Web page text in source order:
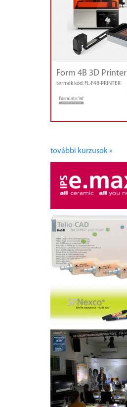
Form 4B 3D Printer
termék kód: FL-F4B-PRINTER
további kurzusok »